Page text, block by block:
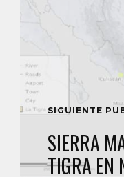
SIGUIENTE
SIERRA
TIGRA EN